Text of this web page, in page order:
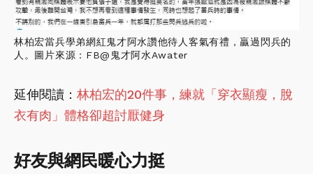
林柏宏當兵學弟網紅鬼才阿水讚他待人客氣有禮，贏過閃兵的
人。圖片來源：FB@鬼才阿水Awater
延伸閱讀： 林柏宏的20件事，練就「穿衣顯瘦，脫
衣有肉」體格卻超討厭健身
好友與網民暖心力挺